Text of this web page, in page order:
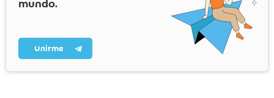
mundo.
Unirme